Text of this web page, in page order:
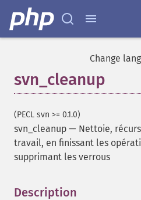
Change
svn_cleanup
(PECL svn >= 0.1.0)
svn_cleanup — Nettoie,
travail, en finissant les
supprimant les verrous
Description